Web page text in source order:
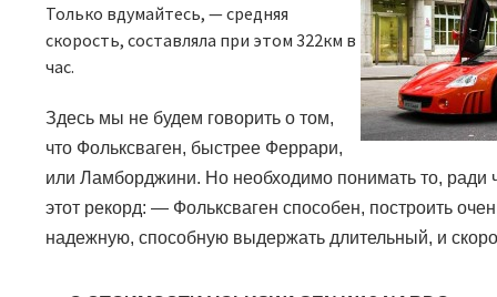
Только вдумайтесь,—средняя
скорость, составляла при этом 322км в
час.
Здесь мы не будем говорить о том,
что Фольксваген, быстрее Феррари,
или Ламборджини. Но необходимо понимать то, ради
этот рекорд:— Фольксваген способен, построить
надежную, способную выдержать длительный, и